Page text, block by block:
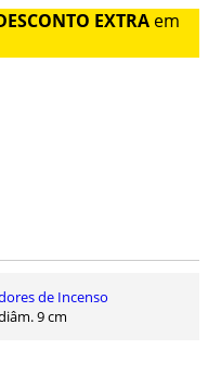
EXTRA em
de Incenso
9 cm